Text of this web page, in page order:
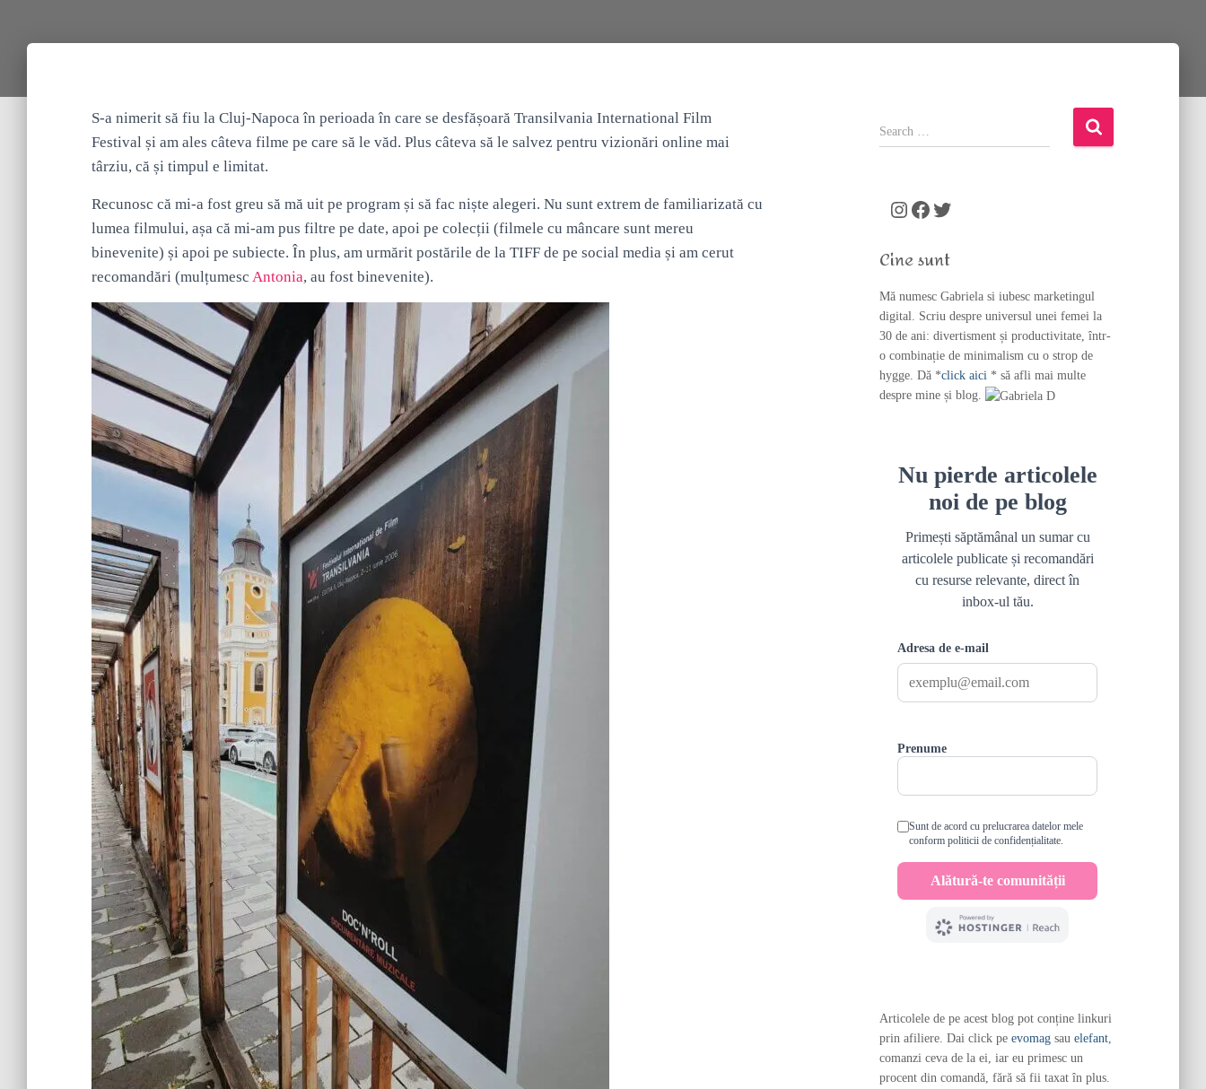
S-a nimerit să fiu la Cluj-Napoca în perioada în care se desfășoară Transilvania International Film
Festival și am ales câteva filme pe care să le văd. Plus câteva să le salvez pentru vizionări online mai
târziu, că și timpul e limitat.
Recunosc că mi-a fost greu să mă uit pe program și să fac niște alegeri. Nu sunt extrem de familiarizată cu
lumea filmului, așa că mi-am pus filtre pe date, apoi pe colecții (filmele cu mâncare sunt mereu
binevenite) și apoi pe subiecte. În plus, am urmărit postările de la TIFF de pe social media și am cerut
recomandări (mulțumesc Antonia, au fost binevenite).
S
e
o
:
Instagram Facebook Twitter
Cine sunt
Mă numesc Gabriela si iubesc marketingul
digital. Scriu despre universul unei femei la
30 de ani: divertisment și productivitate, într-
o combinație de minimalism cu o strop de
hygge. Dă *click aici * să afli mai multe
despre mine și blog.
Articolele de pe acest blog pot conține linkuri
prin afiliere. Dai click pe evomagsau elefant,
comanzi ceva de la ei, iar eu primesc un
procent din comandă, fără să fii taxat în plus.